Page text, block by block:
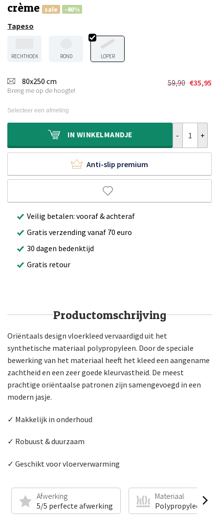
crème
sale -40%
Tapeso
RECHTHOEK ROND LOPER
80x250 cm
Breng me op de hoogte!
59,90 €35,95
Huidige
Selecteer een afmeting
IN WINKELMANDJE
Anti-slip premium
Veilig betalen: vooraf & achteraf
Gratis verzending vanaf 70 euro
30 dagen bedenktijd
Gratis retour
Productomschrijving
Oriëntaals design vloerkleed vervaardigd uit het
synthetische materiaal polypropyleen. Door de speciale
bewerking van het materiaal heeft het kleed een aangename
zachtheid en een zeer goede kleurvastheid. De meest
prachtige oriëntaalse patronen zijn samengevoegd in een
modern jasje.
✓ Makkelijk in onderhoud
✓ Robuust & duurzaam
✓ Geschikt voor vloerverwarming
Afwerking
5/5 perfecte afwerking
Materiaal
Polypropyleen